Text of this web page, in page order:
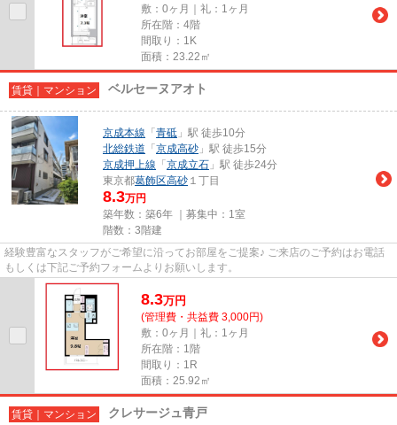
敷：0ヶ月｜礼：1ヶ月
所在階：4階
間取り：1K
面積：23.22㎡
賃貸｜マンション ベルセーヌアオト
京成本線 「 青砥 」駅 徒歩10分
北総鉄道 「 京成高砂 」駅 徒歩15分
京成押上線 「 京成立石 」駅 徒歩24分
東京都葛飾区高砂 １丁目
8.3万円
築年数：築6年 ｜募集中： 1室
階数：3階建
経験豊富なスタッフがご希望に沿ってお部屋をご提案♪ ご来店のご予約はお電話
もしくは下記ご予約フォームよりお願いします。
8.3万円
(管理費・共益費 3,000円)
敷：0ヶ月｜礼：1ヶ月
所在階：1階
間取り：1R
面積：25.92㎡
賃貸｜マンション クレサージュ青戸